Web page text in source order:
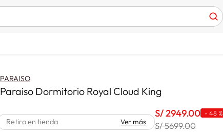
PARAISO
Paraiso Dormitorio Royal Cloud King
Retiro en tienda Ver más
S/2949.00 -48 %
S/ 5699.00